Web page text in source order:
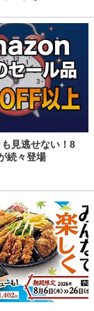
見逃せない！8
続々登場